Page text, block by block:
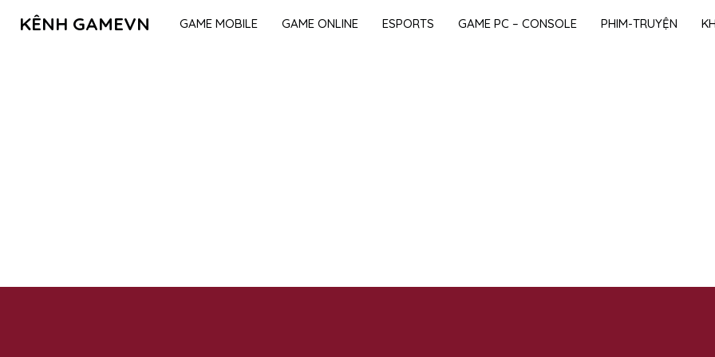
KÊNH GAMEVN GAME MOBILE GAME ONLINE ESPORTS GAME PC – CONSOLE PHIM-TRUYỆN